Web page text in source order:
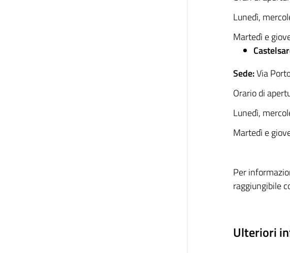
Lunedì,
Martedì e
Sede:Via
Orario di
Lunedì,
Martedì e
Per
raggiungibile
Ulteriori